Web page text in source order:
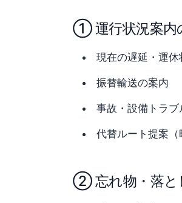
① 運行状況案内
現在の遅延・運休
振替輸送の案内
事故・設備トラブ
代替ルート提案（
② 忘れ物・落と